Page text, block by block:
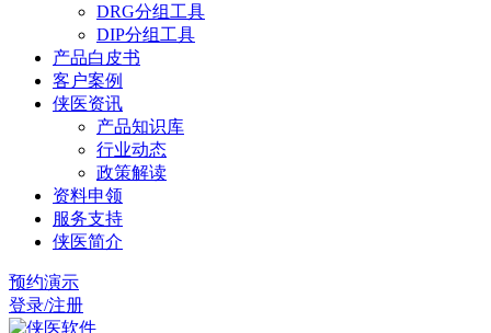
DRG分组工具
DIP分组工具
产品白皮书
客户案例
侠医资讯
产品知识库
行业动态
政策解读
资料申领
服务支持
侠医简介
预约演示
登录/注册